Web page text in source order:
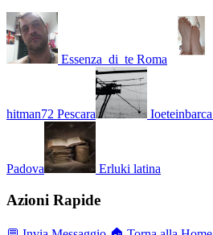
Essenza_di_te Roma
hitman72 Pescara Ioeteinbarca
Padova Erluki latina
Azioni Rapide